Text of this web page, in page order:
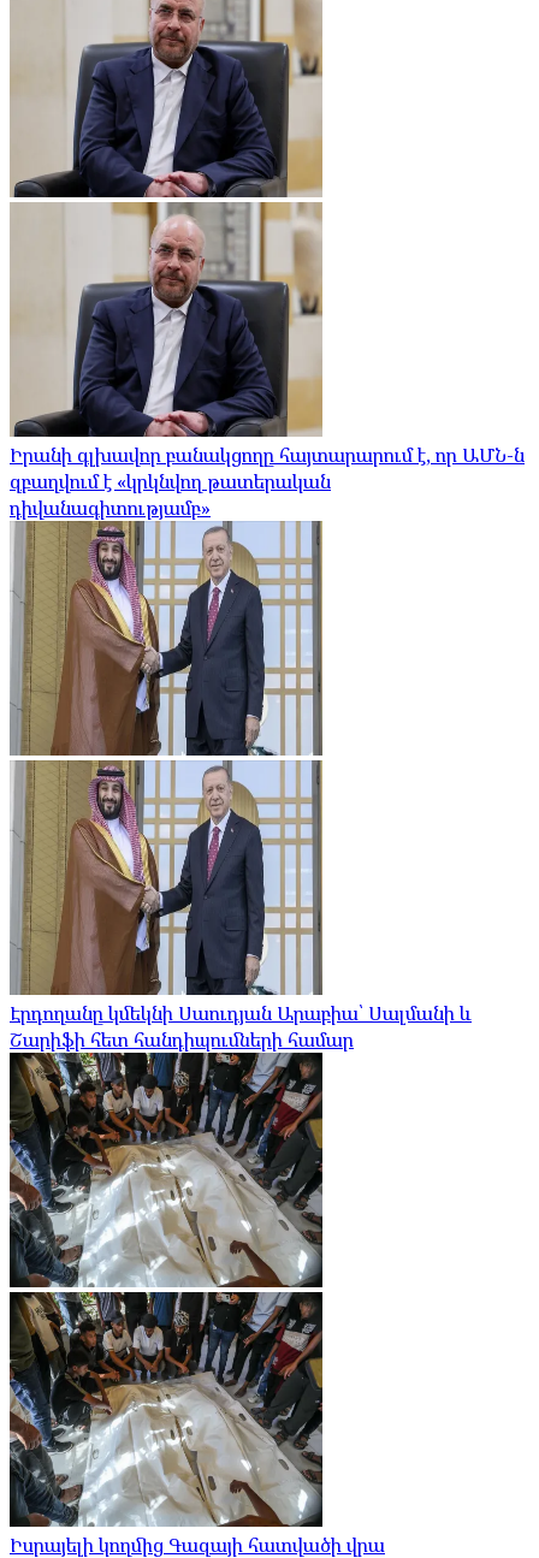
Իրանի գլխավոր բանակցողը հայտարարում է, որ ԱՄՆ-ն
զբաղվում է «կրկնվող թատերական
դիվանագիտությամբ»
Էրդողանը կմեկնի Սաուդյան Արաբիա՝ Սալմանի և
Շարիֆի հետ հանդիպումների համար
Իսրայելի կողմից Գազայի հատվածի վրա